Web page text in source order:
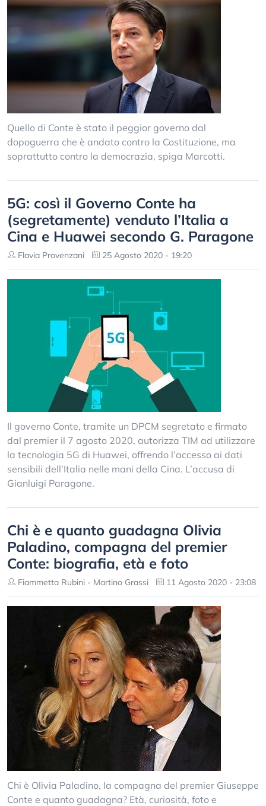
Quello di Conte è stato il peggior governo dal
dopoguerra che è andato contro la Costituzione, ma
soprattutto contro la democrazia, spiga Marcotti.
5G: così il Governo Conte ha
(segretamente) venduto l’Italia a
Cina e Huawei secondo G. Paragone
Flavia Provenzani 25 Agosto 2020 - 19:20
Il governo Conte, tramite un DPCM segretato e firmato
dal premier il 7 agosto 2020, autorizza TIM ad utilizzare
la tecnologia 5G di Huawei, offrendo l’accesso ai dati
sensibili dell’Italia nelle mani della Cina. L’accusa di
Gianluigi Paragone.
Chi è e quanto guadagna Olivia
Paladino, compagna del premier
Conte: biografia, età e foto
Fiammetta Rubini - Martino Grassi 11 Agosto 2020 - 23:08
Chi è Olivia Paladino, la compagna del premier Giuseppe
Conte e quanto guadagna? Età, curiosità, foto e